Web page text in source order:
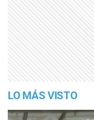
LO MÁS VISTO